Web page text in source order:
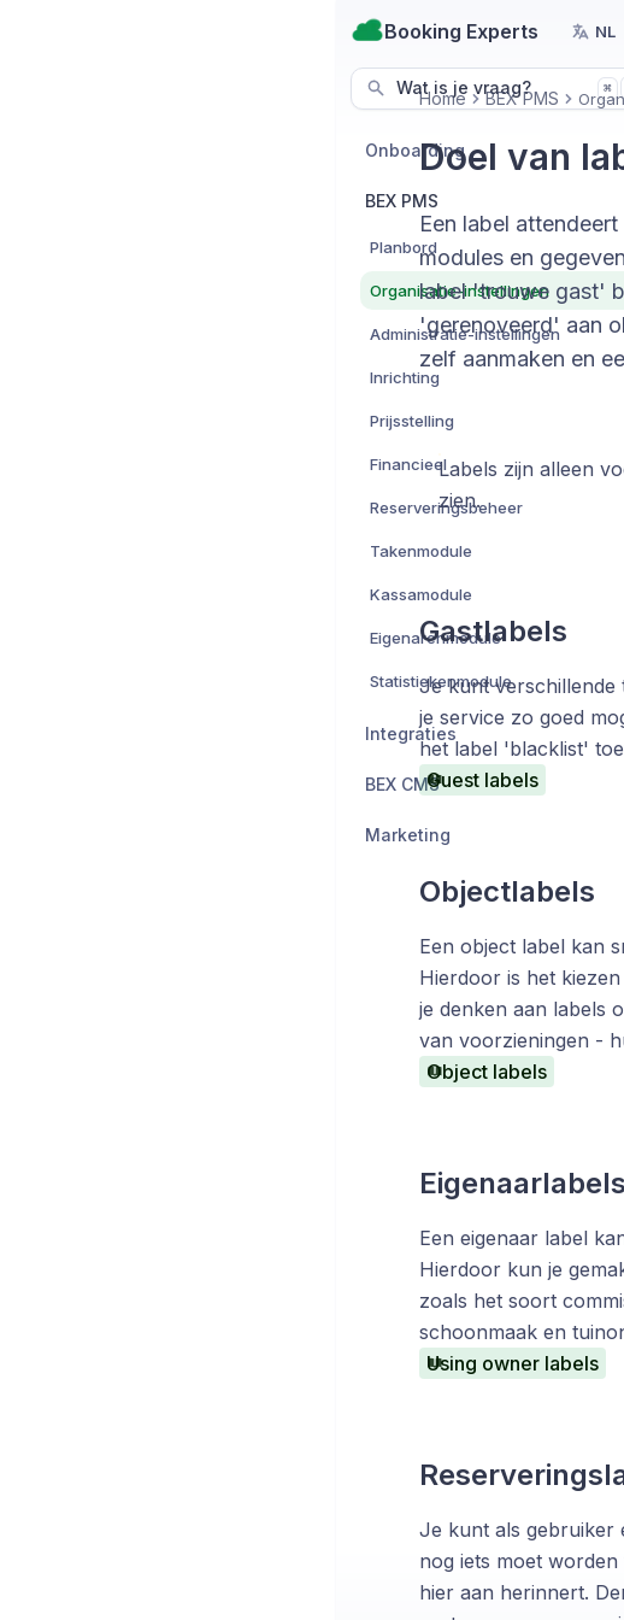
Booking Experts NL
Wat is je vraag? ⌘
Onboarding
BEX PMS
Planbord
Organisatie-instellingen
Administratie-instellingen
Inrichting
Prijsstelling
Financieel
Reserveringsbeheer
Takenmodule
Kassamodule
Eigenarenmodule
Statistiekenmodule
Integraties
BEX CMS
Marketing
Home BEX PMS
Doel van
Een label
modules en
label 'trouwe gast'
'gerenoveerd' aan
zelf aanmaken en
Labels zijn alleen
zien.
Gastlabels
Je kunt verschillende
je service zo goed
het label 'blacklist'
Guest labels
Objectlabels
Een object label kan
Hierdoor is het
je denken aan labels
van voorzieningen -
Object labels
Eigenaarlabels
Een eigenaar label
Hierdoor kun je
zoals het soort
schoonmaak en
Using owner labels
Je kunt als gebruiker
nog iets moet
hier aan herinnert.